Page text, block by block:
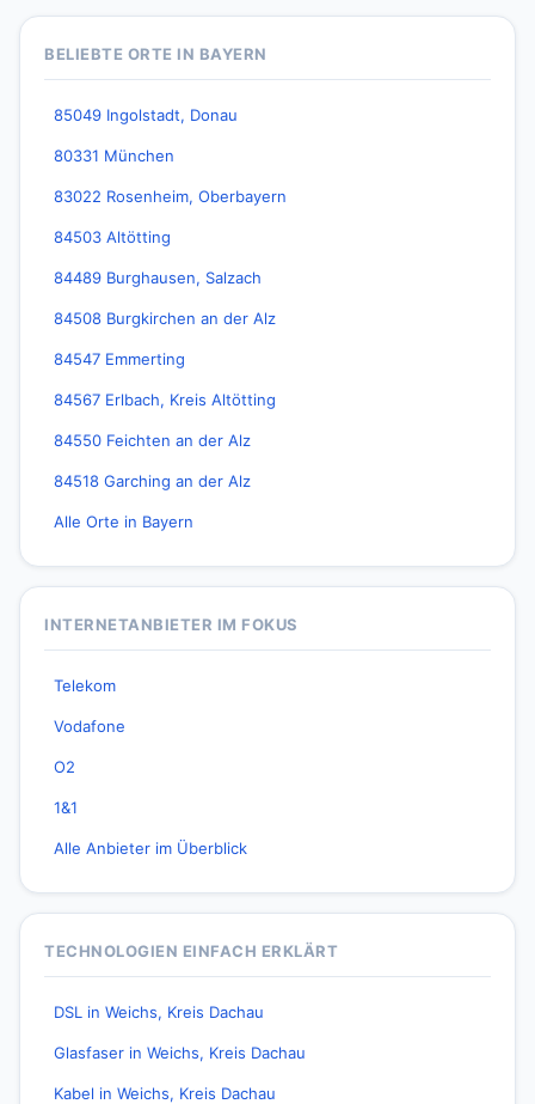
BELIEBTE ORTE IN BAYERN
85049 Ingolstadt, Donau
80331 München
83022 Rosenheim, Oberbayern
84503 Altötting
84489 Burghausen, Salzach
84508 Burgkirchen an der Alz
84547 Emmerting
84567 Erlbach, Kreis Altötting
84550 Feichten an der Alz
84518 Garching an der Alz
Alle Orte in Bayern
INTERNETANBIETER IM FOKUS
Telekom
Vodafone
O2
1&1
Alle Anbieter im Überblick
TECHNOLOGIEN EINFACH ERKLÄRT
DSL in Weichs, Kreis Dachau
Glasfaser in Weichs, Kreis Dachau
Kabel in Weichs, Kreis Dachau